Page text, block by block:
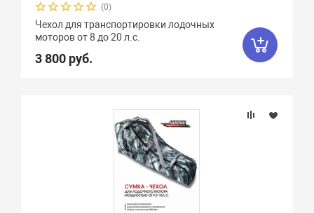
(0)
Чехол для транспортировки лодочных
моторов от 8 до 20 л.с.
3 800 руб.